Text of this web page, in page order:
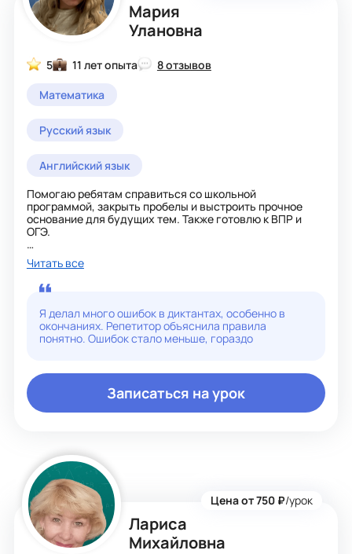
Мария
Улановна
5 11 лет опыта
8 отзывов
Математика
Русский язык
Английский язык
Помогаю ребятам справиться со школьной
программой, закрыть пробелы и выстроить прочное
основание для будущих тем. Также готовлю к ВПР и
ОГЭ.
Мне нравится показывать детям, что математика — это
интересно, а не страшно, и что она окружает нас
повсюду. На занятиях создаю спокойную и
дружелюбную атмосферу, чтобы ученик чувствовал
себя комфортно. Стараюсь находить общие темы с
ребёнком и опираться на его увлечения — тогда даже
сложные вещи объясняются просто и понятно.
выше, чем ожидали сами ученики. Каждый год
выпускаю ребят с лучшим для каждого результатом.
Читать все
Я делал много ошибок в диктантах, особенно в
окончаниях. Репетитор объяснила правила
понятно. Ошибок стало меньше, гораздо
Записаться на урок
Лариса
Михайловна
Цена от 750 ₽/урок